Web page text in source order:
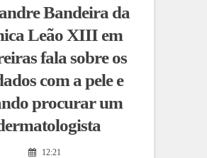
Bandeira da
Leão XIII em
fala sobre os
com a pele e
procurar um
12:21